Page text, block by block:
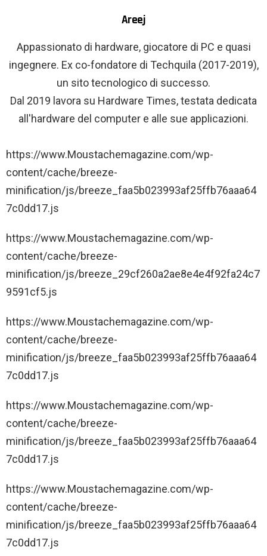
Areej
Appassionato di hardware, giocatore di PC e quasi
ingegnere. Ex co-fondatore di Techquila (2017-2019),
un sito tecnologico di successo.
Dal 2019 lavora su Hardware Times, testata dedicata
all'hardware del computer e alle sue applicazioni.
P
u
l
s
n
t
e
R
i
r
a
a
l
l
i
n
i
z
https://www.Moustachemagazine.com/wp-
content/cache/breeze-
minification/js/breeze_faa5b023993af25ffb76aaa64
7c0dd17.js
https://www.Moustachemagazine.com/wp-
content/cache/breeze-
minification/js/breeze_29cf260a2ae8e4e4f92fa24c7
9591cf5.js
https://www.Moustachemagazine.com/wp-
content/cache/breeze-
minification/js/breeze_faa5b023993af25ffb76aaa64
7c0dd17.js
https://www.Moustachemagazine.com/wp-
content/cache/breeze-
minification/js/breeze_faa5b023993af25ffb76aaa64
7c0dd17.js
https://www.Moustachemagazine.com/wp-
content/cache/breeze-
minification/js/breeze_faa5b023993af25ffb76aaa64
7c0dd17.js